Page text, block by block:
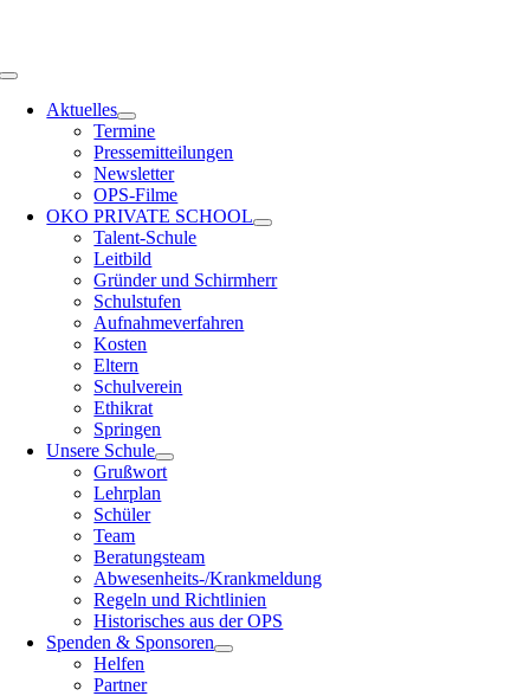
springen
Toggle
NavigationAktuelles
Termine
Pressemitteilungen
Newsletter
OPS-Filme
OKO PRIVATE SCHOOL
Talent-Schule
Leitbild
Gründer und Schirmherr
Schulstufen
Aufnahmeverfahren
Kosten
Eltern
Schulverein
Ethikrat
Springen
Unsere Schule
Grußwort
Lehrplan
Schüler
Team
Beratungsteam
Abwesenheits-/Krankmeldung
Regeln und Richtlinien
Historisches aus der OPS
Spenden & Sponsoren
Helfen
Partner